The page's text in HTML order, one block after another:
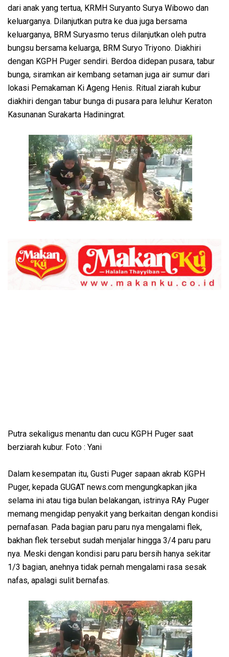
dari anak yang tertua, KRMH Suryanto Surya Wibowo dan
keluarganya. Dilanjutkan putra ke dua juga bersama
keluarganya, BRM Suryasmo terus dilanjutkan oleh putra
bungsu bersama keluarga, BRM Suryo Triyono. Diakhiri
dengan KGPH Puger sendiri. Berdoa didepan pusara, tabur
bunga, siramkan air kembang setaman juga air sumur dari
lokasi Pemakaman Ki Ageng Henis. Ritual ziarah kubur
diakhiri dengan tabur bunga di pusara para leluhur Keraton
Kasunanan Surakarta Hadiningrat.
Putra sekaligus menantu dan cucu KGPH Puger saat
berziarah kubur. Foto : Yani
Dalam kesempatan itu, Gusti Puger sapaan akrab KGPH
Puger, kepada GUGAT news.com mengungkapkan jika
selama ini atau tiga bulan belakangan, istrinya RAy Puger
memang mengidap penyakit yang berkaitan dengan kondisi
pernafasan. Pada bagian paru paru nya mengalami flek,
bakhan flek tersebut sudah menjalar hingga 3/4 paru paru
nya. Meski dengan kondisi paru paru bersih hanya sekitar
1/3 bagian, anehnya tidak pernah mengalami rasa sesak
nafas, apalagi sulit bernafas.